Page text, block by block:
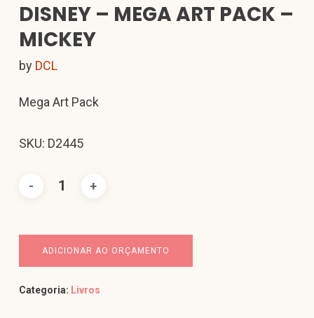
DISNEY – MEGA ART PACK –
MICKEY
by DCL
Mega Art Pack
SKU: D2445
ADICIONAR AO ORÇAMENTO
Categoria: Livros